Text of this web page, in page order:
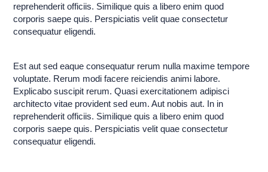
reprehenderit officiis. Similique quis a libero enim quod
corporis saepe quis. Perspiciatis velit quae consectetur
consequatur eligendi.
Est aut sed eaque consequatur rerum nulla maxime tempore
voluptate. Rerum modi facere reiciendis animi labore.
Explicabo suscipit rerum. Quasi exercitationem adipisci
architecto vitae provident sed eum. Aut nobis aut. In in
reprehenderit officiis. Similique quis a libero enim quod
corporis saepe quis. Perspiciatis velit quae consectetur
consequatur eligendi.